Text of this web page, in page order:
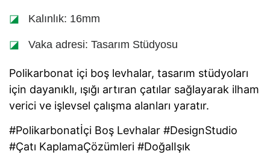
◪ Kalınlık: 16mm
◪ Vaka adresi: Tasarım Stüdyosu
Polikarbonat içi boş levhalar, tasarım stüdyoları
için dayanıklı, ışığı artıran çatılar sağlayarak ilham
verici ve işlevsel çalışma alanları yaratır.
#Polikarbonatİçi Boş Levhalar #DesignStudio
#Çatı KaplamaÇözümleri #DoğalIşık